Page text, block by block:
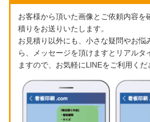
お客様から頂いた画像とご依頼内容を
積りをお送りいたします。
お見積り以外にも、小さな疑問やお悩
ら、メッセージを頂けますとリアルタ
ますので、お気軽にLINEをご利用くだ